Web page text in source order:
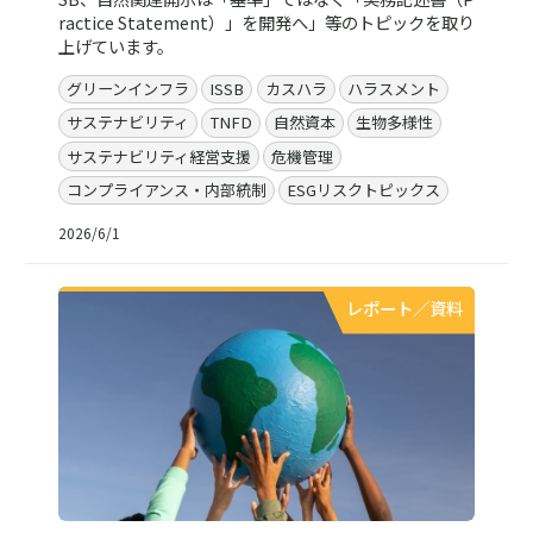
ractice Statement）」を開発へ」等のトピックを取り
上げています。
グリーンインフラ ISSB カスハラ
ハラスメント
サステナビリティ
TNFD 自然資本
生物多様性
サステナビリティ経営支援
危機管理
コンプライアンス・内部統制
ESGリスクトピックス
2026/6/1
レポート／資料